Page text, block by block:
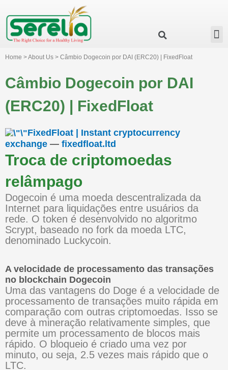
Home > About Us > Câmbio Dogecoin por DAI (ERC20) | FixedFloat
Câmbio Dogecoin por DAI
(ERC20) | FixedFloat
FixedFloat | Instant cryptocurrency
exchange — fixedfloat.ltd
Troca de criptomoedas
relâmpago
Dogecoin é uma moeda descentralizada da
Internet para liquidações entre usuários da
rede. O token é desenvolvido no algoritmo
Scrypt, baseado no fork da moeda LTC,
denominado Luckycoin.
A velocidade de processamento das transações
no blockchain Dogecoin
Uma das vantagens do Doge é a velocidade de
processamento de transações muito rápida em
comparação com outras criptomoedas. Isso se
deve à mineração relativamente simples, que
permite um processamento de blocos mais
rápido. O bloqueio é criado uma vez por
minuto, ou seja, 2.5 vezes mais rápido que o
LTC.